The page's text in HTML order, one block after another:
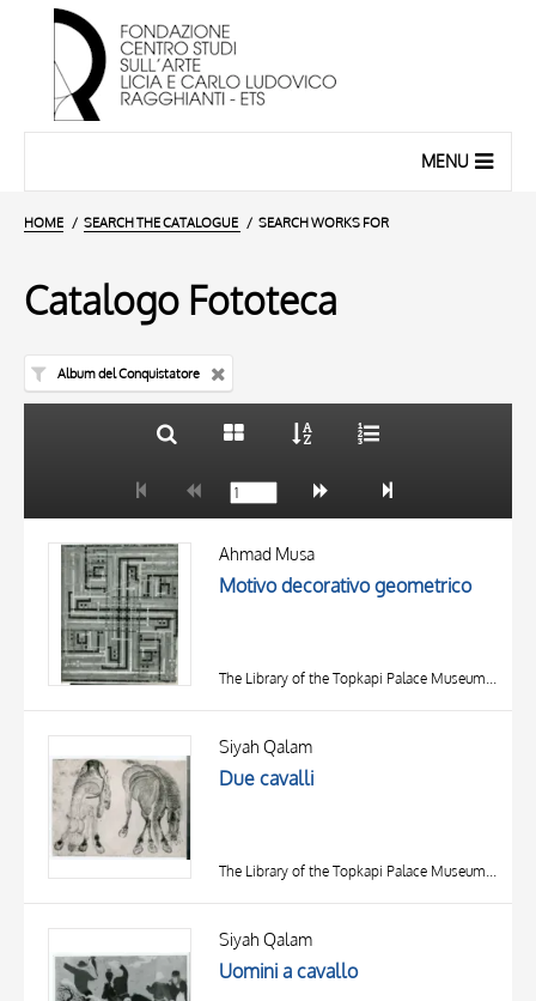
MENU
HOME SEARCH THE CATALOGUE SEARCH WORKS FOR
Catalogo Fototeca
Album del Conquistatore
AUTHOR
Ahmad Musa
Motivo decorativo geometrico
The Library of the Topkapi Palace Museum, Istanbul
Siyah Qalam
Due cavalli
The Library of the Topkapi Palace Museum, Istanbul
Siyah Qalam
Uomini a cavallo